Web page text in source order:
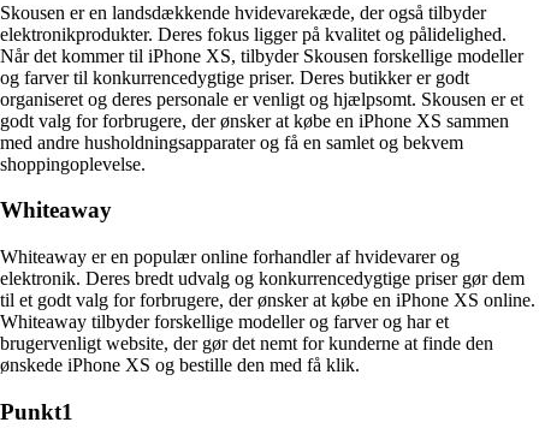
Skousen er en landsdækkende hvidevarekæde, der også tilbyder
elektronikprodukter. Deres fokus ligger på kvalitet og pålidelighed.
Når det kommer til iPhone XS, tilbyder Skousen forskellige modeller
og farver til konkurrencedygtige priser. Deres butikker er godt
organiseret og deres personale er venligt og hjælpsomt. Skousen er et
godt valg for forbrugere, der ønsker at købe en iPhone XS sammen
med andre husholdningsapparater og få en samlet og bekvem
shoppingoplevelse.
Whiteaway
Whiteaway er en populær online forhandler af hvidevarer og
elektronik. Deres bredt udvalg og konkurrencedygtige priser gør dem
til et godt valg for forbrugere, der ønsker at købe en iPhone XS online.
Whiteaway tilbyder forskellige modeller og farver og har et
brugervenligt website, der gør det nemt for kunderne at finde den
ønskede iPhone XS og bestille den med få klik.
Punkt1